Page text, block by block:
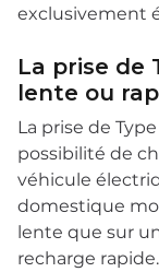
exclusivement
La prise de
lente ou
La prise de
possibilité de
véhicule
domestique
lente que sur
recharge rapide.